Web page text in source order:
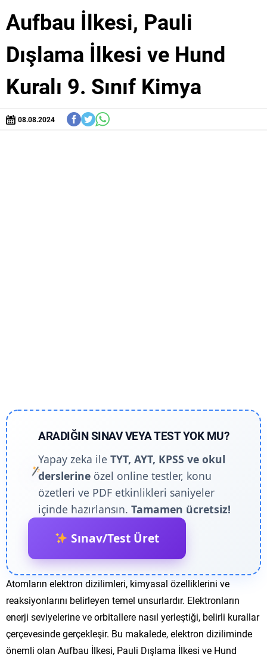
Aufbau İlkesi, Pauli
Dışlama İlkesi ve Hund
Kuralı 9. Sınıf Kimya
08.08.2024
ARADIĞIN SINAV VEYA TEST YOK MU?
Yapay zeka ileTYT, AYT, KPSS ve okul
derslerine özel online testler, konu
özetleri ve PDF etkinlikleri saniyeler
içinde hazırlansın.Tamamen ücretsiz!
Sınav/Test Üret
Atomların elektron dizilimleri, kimyasal özelliklerini ve
reaksiyonlarını belirleyen temel unsurlardır. Elektronların
enerji seviyelerine ve orbitallere nasıl yerleştiği, belirli kurallar
çerçevesinde gerçekleşir. Bu makalede, elektron diziliminde
önemli olan Aufbau İlkesi, Pauli Dışlama İlkesi ve Hund